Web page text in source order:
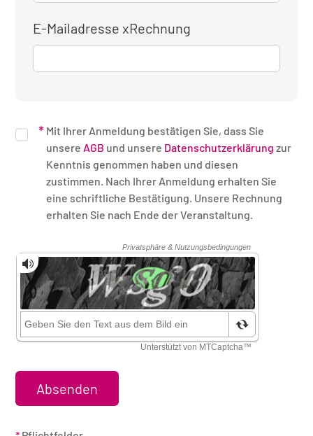
E-Mailadresse xRechnung
Mit Ihrer Anmeldung bestätigen Sie, dass Sie
unsere AGB und unsere Datenschutzerklärung zur
Kenntnis genommen haben und diesen
zustimmen. Nach Ihrer Anmeldung erhalten Sie
eine schriftliche Bestätigung. Unsere Rechnung
erhalten Sie nach Ende der Veranstaltung.
Sicherheitsüberprüfung